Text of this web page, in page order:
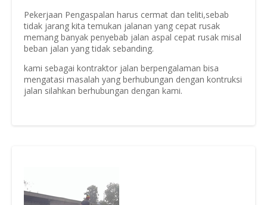
Pekerjaan Pengaspalan harus cermat dan teliti,sebab
tidak jarang kita temukan jalanan yang cepat rusak
memang banyak penyebab jalan aspal cepat rusak misal
beban jalan yang tidak sebanding.
kami sebagai kontraktor jalan berpengalaman bisa
mengatasi masalah yang berhubungan dengan kontruksi
jalan silahkan berhubungan dengan kami.